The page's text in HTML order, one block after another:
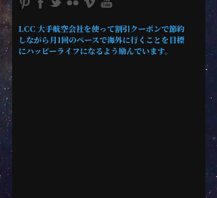
LCC 大手航空会社を使って割引クーポンで節約
しながら月1回のペースで海外に行くことを目標
にハッピーライフになるよう励んでいます。